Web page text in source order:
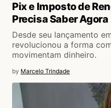
Pix e Imposto de
Precisa Saber Agora
Desde seu lançamento
revolucionou a forma
movimentam dinheiro.
by Marcelo Trindade